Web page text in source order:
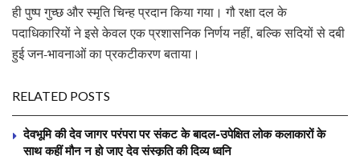
ही पुष्प गुच्छ और स्मृति चिन्ह प्रदान किया गया। गौ रक्षा दल के
पदाधिकारियों ने इसे केवल एक प्रशासनिक निर्णय नहीं, बल्कि सदियों से दबी
हुई जन-भावनाओं का प्रकटीकरण बताया।
RELATED POSTS
देवभूमि की देव जागर परंपरा पर संकट के बादल-उपेक्षित लोक कलाकारों के
साथ कहीं मौन न हो जाए देव संस्कृति की दिव्य ध्वनि